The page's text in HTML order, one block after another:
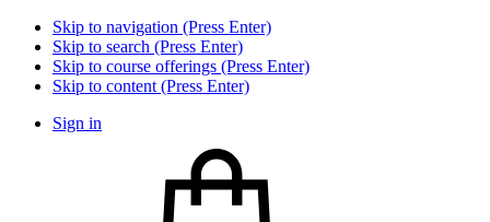
Skip to navigation (Press Enter)
Skip to search (Press Enter)
Skip to course offerings (Press Enter)
Skip to content (Press Enter)
Sign in